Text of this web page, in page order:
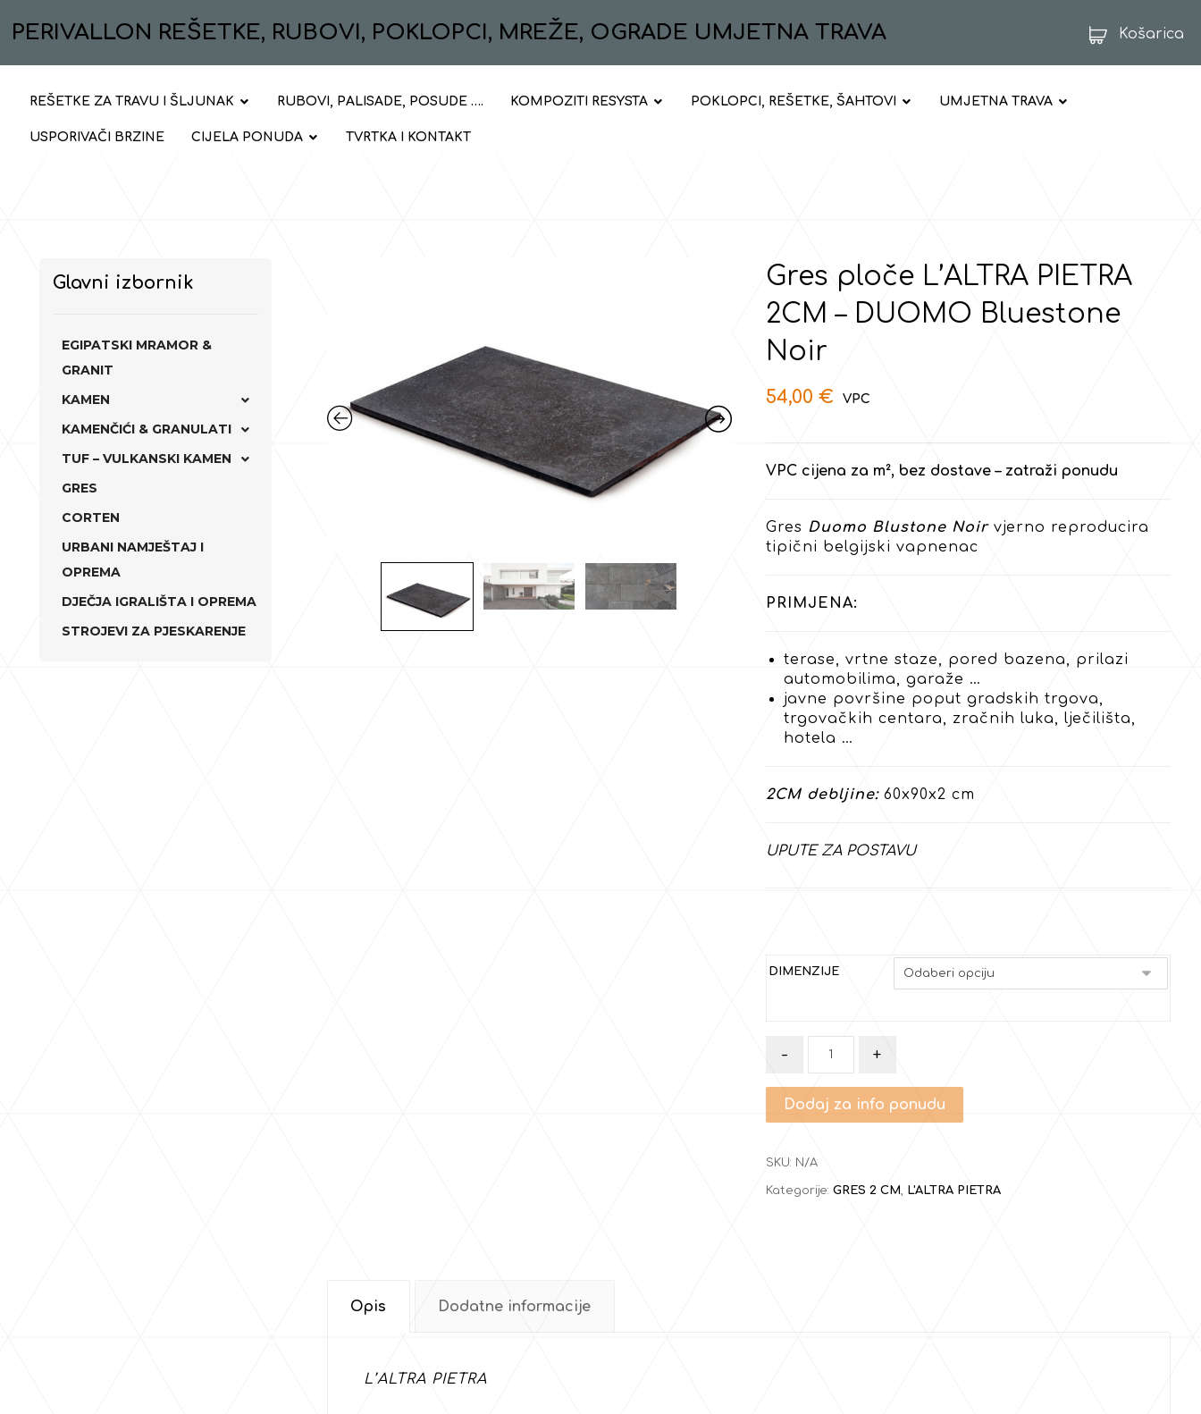
PERIVALLON REŠETKE, RUBOVI, POKLOPCI, MREŽE, OGRADE UMJETNA TRAVA Košarica
REŠETKE ZA TRAVU I ŠLJUNAK RUBOVI, PALISADE, POSUDE …. KOMPOZITI RESYSTA POKLOPCI, REŠETKE, ŠAHTOVI UMJETNA TRAVA
USPORIVAČI BRZINE CIJELA PONUDA TVRTKA I KONTAKT
Gres ploče L’ALTRA PIETRA
2CM – DUOMO Bluestone
Noir
54,00 €
VPC cijena za m², bez dostave – zatraži ponudu
Gres Duomo Blustone Noirvjerno reproducira
tipični belgijski vapnenac
PRIMJENA:
terase, vrtne staze, pored bazena, prilazi
automobilima, garaže …
javne površine poput gradskih trgova,
trgovačkih centara, zračnih luka, lječilišta,
hotela …
2CM debljine: 60x90x2 cm
UPUTE ZA POSTAVU
DIMENZIJE
- +
Dodaj za info ponudu
SKU: N/A
Kategorije: GRES 2 CM, L'ALTRA PIETRA
Opis Dodatne informacije
L’ALTRA PIETRA
Glavni izbornik
EGIPATSKI MRAMOR &
GRANIT
KAMEN
KAMENČIĆI & GRANULATI
TUF – VULKANSKI KAMEN
GRES
CORTEN
URBANI NAMJEŠTAJ I
OPREMA
DJEČJA IGRALIŠTA I OPREMA
STROJEVI ZA PJESKARENJE